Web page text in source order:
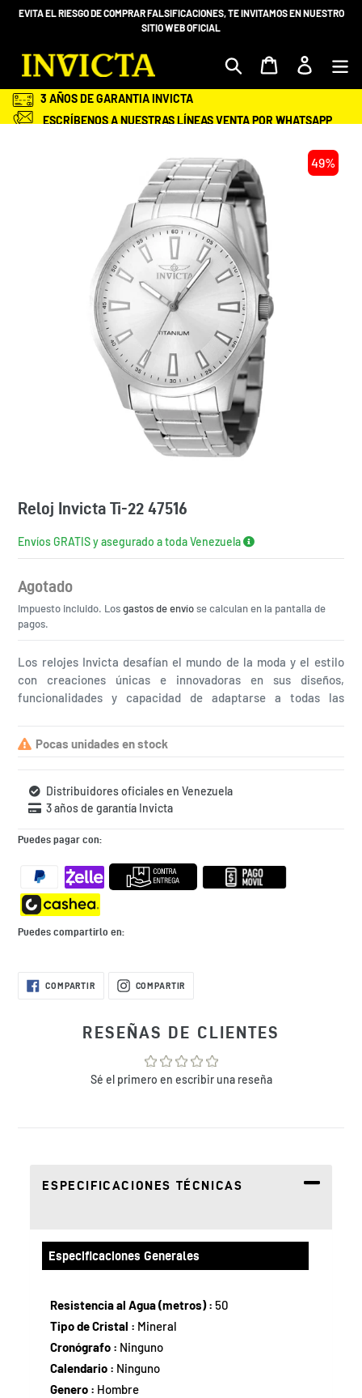
contenido
EVITA EL RIESGO DE COMPRAR FALSIFICACIONES, TE INVITAMOS EN NUESTRO
SITIO WEB OFICIAL
Mi bolsa Ingresar
3 AÑOS DE GARANTIA INVICTA
ESCRÍBENOS A NUESTRAS LÍNEAS VENTA POR WHATSAPP
ENVÍOS GRATIS Y ASEGURADOS A TODA VENEZUELA
SEGURIDAD EN TU COMPRA
ENTREGA EN TU DOMICILIO
49%
Reloj Invicta Ti-22 47516
Envíos GRATIS y asegurado a toda Venezuela
Precio
habitual
Agotado
Impuesto incluido. Losgastos de envíose calculan en la pantalla de
pagos.
Los relojes Invicta desafían el mundo de la moda y el estilo
con creaciones únicas e innovadoras en sus diseños,
funcionalidades y capacidad de adaptarse a todas las
Pocas unidades en stock
Distribuidores oficiales en Venezuela
3 años de garantía Invicta
Puedes pagar con:
Puedes compartirlo en:
Agregando
COMPARTIRCOMPARTIR
EN COMPARTIR
RESEÑAS DE CLIENTES
Sé el primero en escribir una reseña
ESPECIFICACIONES TÉCNICAS
Especificaciones Generales
Resistencia al Agua (metros) :50
Tipo de Cristal : Mineral
Cronógrafo : Ninguno
Calendario : Ninguno
Genero : Hombre